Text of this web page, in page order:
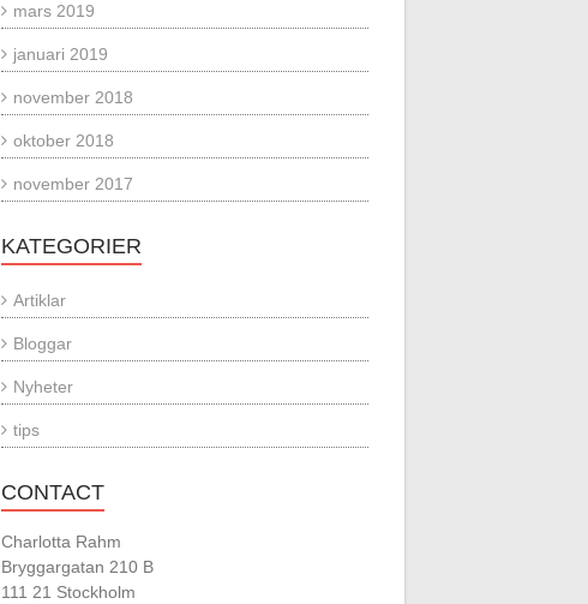
mars 2019
januari 2019
november 2018
oktober 2018
november 2017
KATEGORIER
Artiklar
Bloggar
Nyheter
tips
CONTACT
Charlotta Rahm
Bryggargatan 210 B
111 21 Stockholm